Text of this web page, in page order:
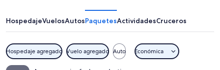
HospedajeVuelosAutosPaquetesActividadesCruceros
Hospedaje agregado Vuelo agregado Auto Económica